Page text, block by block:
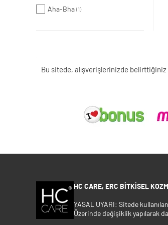
Aha-Bha (1)
Bu sitede, alışverişlerinizde
HC CARE, ERC BITKISEL
YASAL UYARI: Sitede
Üzerinde değişiklik yapılarak